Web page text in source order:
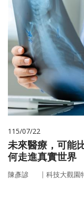
115/07/22
未來醫療，可能
何走進真實世界
陳彥諺 ｜ 科技大觀園